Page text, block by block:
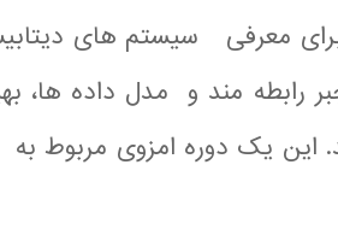
معرفی سیستم های
رابطه مند و مدل داده
این یک دوره امزوی مربوط